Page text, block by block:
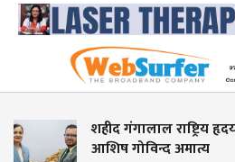
शहीद गंगालाल राष्ट्रिय
आशिष गोविन्द अमात्य